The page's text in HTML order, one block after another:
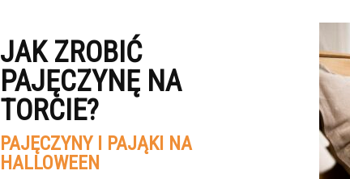
JAK ZROBIĆ
PAJĘCZYNĘ NA
TORCIE?
PAJĘCZYNY I PAJĄKI NA
HALLOWEEN